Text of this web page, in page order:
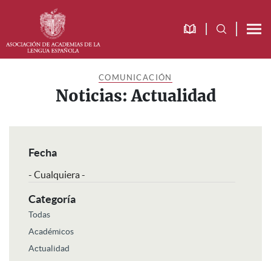
navegación
principal
COMUNICACIÓN
Noticias: Actualidad
Fecha
Categoría
Todas
Académicos
Actualidad